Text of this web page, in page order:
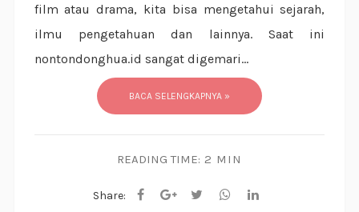
film atau drama, kita bisa mengetahui sejarah,
ilmu pengetahuan dan lainnya. Saat ini
nontondonghua.id sangat digemari...
BACA SELENGKAPNYA »
READING TIME: 2 MIN
Share: